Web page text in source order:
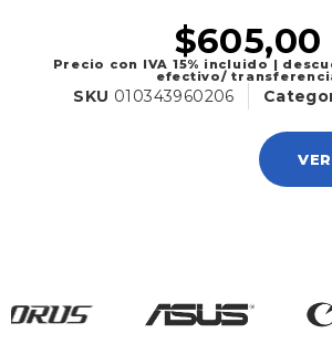
$605,00
Precio con IVA 15% incluido |
efectivo/
SKU 010343960206